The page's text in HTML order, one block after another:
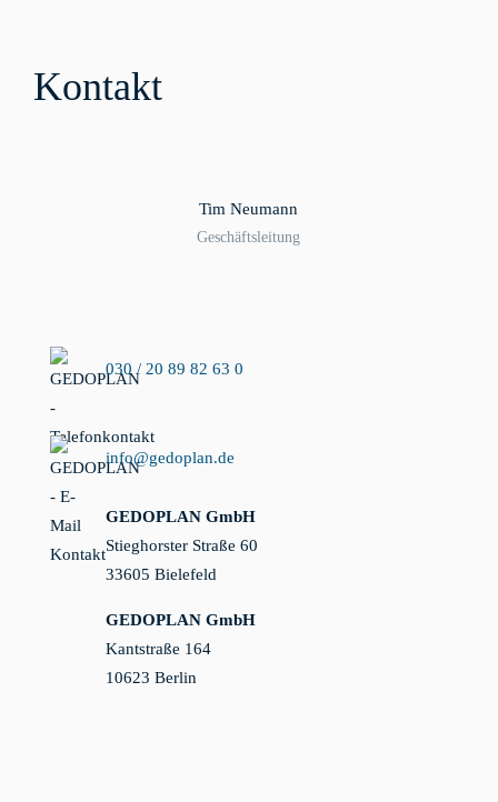
Kontakt
Tim Neumann
Geschäftsleitung
030 / 20 89 82 63 0
info@gedoplan.de
GEDOPLAN GmbH
Stieghorster Straße 60
33605 Bielefeld
GEDOPLAN GmbH
Kantstraße 164
10623 Berlin